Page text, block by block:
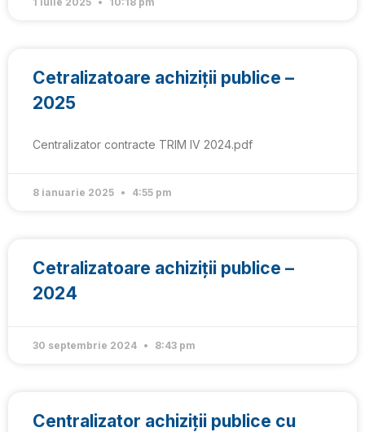
Cetralizatoare achiziții publice –
2025
Centralizator contracte TRIM IV 2024.pdf
8 ianuarie 2025 4:55 pm
Cetralizatoare achiziții publice –
2024
30 septembrie 2024 8:43 pm
Centralizator achiziții publice cu